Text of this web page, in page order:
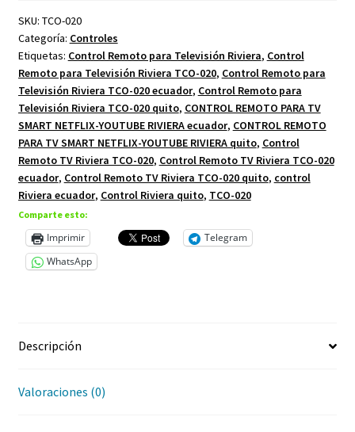
020
cantidad
SKU: TCO-020
Categoría: Controles
Etiquetas: Control Remoto para Televisión Riviera, Control
Remoto para Televisión Riviera TCO-020, Control Remoto para
Televisión Riviera TCO-020 ecuador, Control Remoto para
Televisión Riviera TCO-020 quito, CONTROL REMOTO PARA TV
SMART NETFLIX-YOUTUBE RIVIERA ecuador, CONTROL REMOTO
PARA TV SMART NETFLIX-YOUTUBE RIVIERA quito, Control
Remoto TV Riviera TCO-020, Control Remoto TV Riviera TCO-020
ecuador, Control Remoto TV Riviera TCO-020 quito, control
Riviera ecuador, Control Riviera quito, TCO-020
Comparte esto:
Imprimir
Telegram
WhatsApp
Descripción
Valoraciones (0)